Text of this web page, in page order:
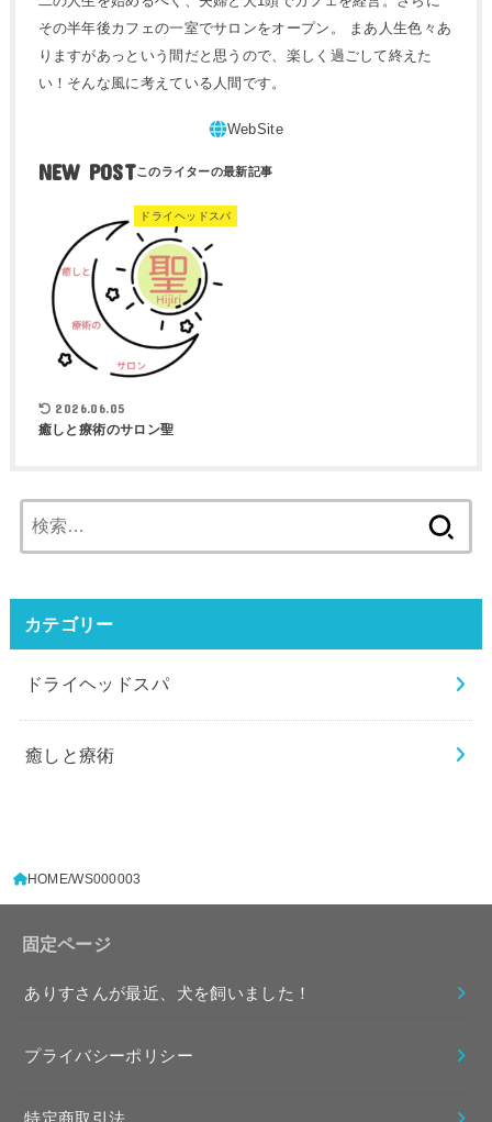
その半年後カフェの一室でサロンをオープン。 まあ人生色々あ
りますがあっという間だと思うので、楽しく過ごして終えた
い！そんな風に考えている人間です。
NEW POST
ドライヘッドスパ
2026.06.05
癒しと療術のサロン聖
索:
カテゴリー
ドライヘッドスパ
癒しと療術
HOME WS000003
固定ページ
ありすさんが最近、犬を飼いました！
プライバシーポリシー